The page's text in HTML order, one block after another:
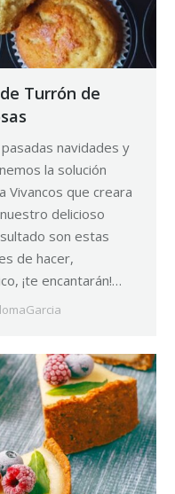
Turrón de
navidades y
la solución
Vivancos que creara
delicioso
son estas
de hacer,
¡te encantarán!…